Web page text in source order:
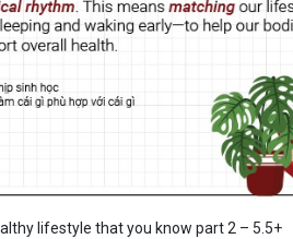
lifestyle that you know part 2 – 5.5+